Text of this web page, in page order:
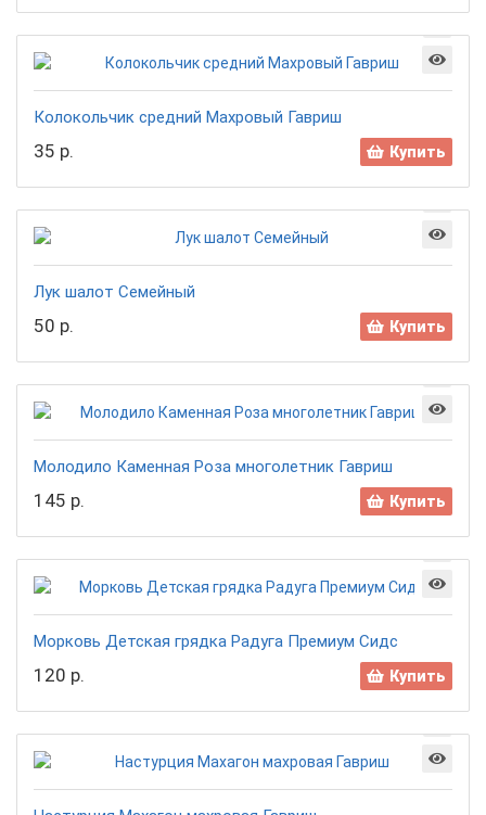
Колокольчик средний Махровый Гавриш
35 р. Купить
Лук шалот Семейный
50 р. Купить
Молодило Каменная Роза многолетник Гавриш
145 р. Купить
Морковь Детская грядка Радуга Премиум Сидс
120 р. Купить